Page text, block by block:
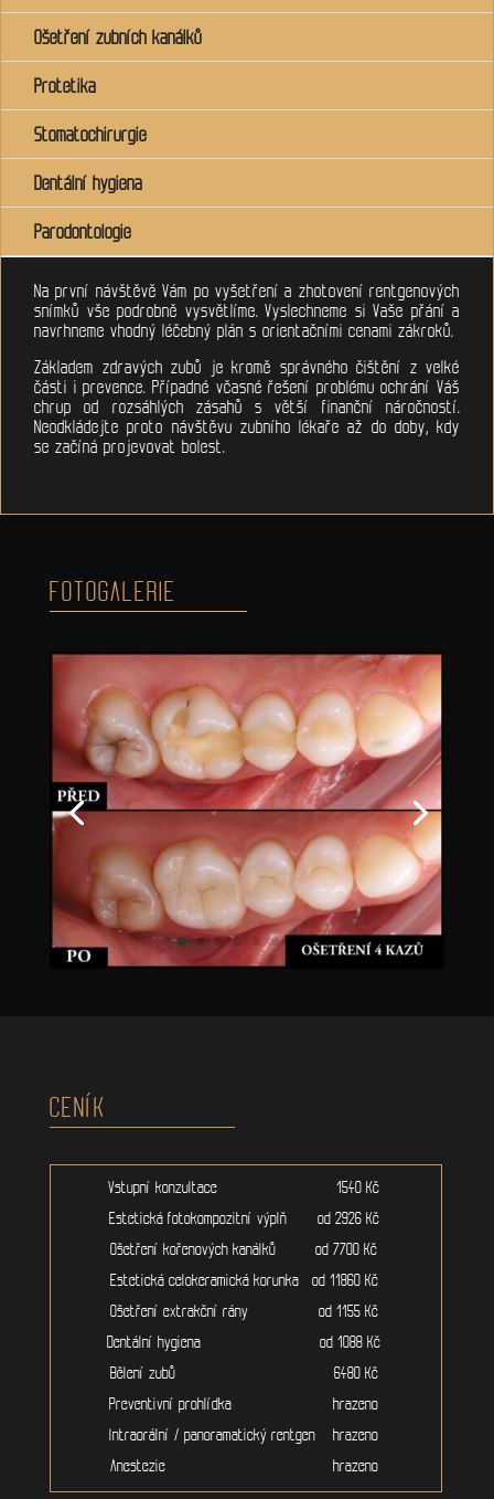
Ošetření zubních kanálků
Protetika
Stomatochirurgie
Dentální hygiena
Parodontologie
Na první návštěvě Vám po vyšetření a zhotovení rentgenových
snímků vše podrobně vysvětlíme. Vyslechneme si Vaše přání a
navrhneme vhodný léčebný plán s orientačními cenami zákroků.
Základem zdravých zubů je kromě správného čištění z velké
části i prevence. Případné včasné řešení problému ochrání Váš
chrup od rozsáhlých zásahů s větší finanční náročností.
Neodkládejte proto návštěvu zubního lékaře až do doby, kdy
se začíná projevovat bolest.
FOTOGALERIE
CENÍK
Vstupní konzultace 1540 Kč
Estetická fotokompozitní výplň od 2926 Kč
Ošetření kořenových kanálků od 7700 Kč
Estetická celokeramická korunka od 11860 Kč
Ošetření extrakční rány od 1155 Kč
Dentální hygiena od 1088 Kč
Bělení zubů 6480 Kč
Preventivní prohlídka hrazeno
Intraorální / panoramatický rentgen hrazeno
Anestezie hrazeno